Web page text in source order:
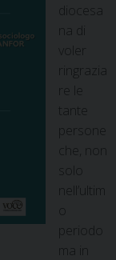
diocesa
na di
voler
ringrazia
re le
tante
persone
che, non
nell’ultim
periodo
ma in